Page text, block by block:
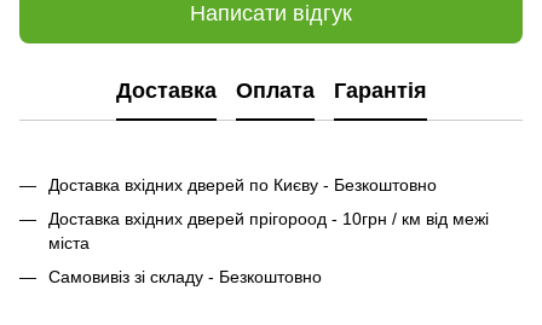
Написати відгук
Доставка Оплата Гарантія
Доставка вхідних дверей по Києву - Безкоштовно
Доставка вхідних дверей прігороод - 10грн / км від межі
міста
Самовивіз зі складу - Безкоштовно